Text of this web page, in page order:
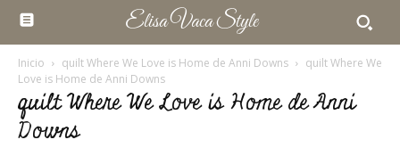
Elisa Vaca Style
Inicio quilt Where We Love is Home de Anni Downs
quilt Where We
Love is Home de Anni Downs
quilt Where We Love is Home de Anni
Downs